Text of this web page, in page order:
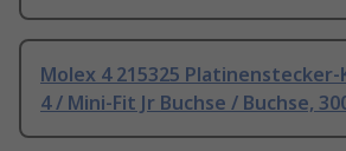
Molex 4 215325 Platinenstecker-
4 / Mini-Fit Jr Buchse / Buchse,